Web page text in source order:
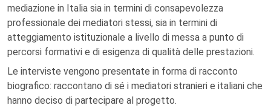
mediazione in Italia sia in termini di consapevolezza
professionale dei mediatori stessi, sia in termini di
atteggiamento istituzionale a livello di messa a punto di
percorsi formativi e di esigenza di qualità delle prestazioni.
Le interviste vengono presentate in forma di racconto
biografico: raccontano di sé i mediatori stranieri e italiani che
hanno deciso di partecipare al progetto.